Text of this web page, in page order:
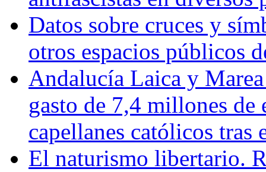
Datos sobre cruces y
otros espacios públicos
Andalucía Laica y
gasto de 7,4 millones de
capellanes católicos
El naturismo libertario.